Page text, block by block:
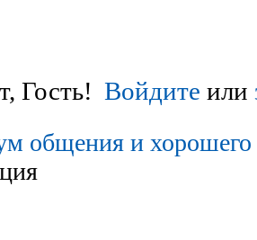
Гость! Войдите или
общения и хорошего